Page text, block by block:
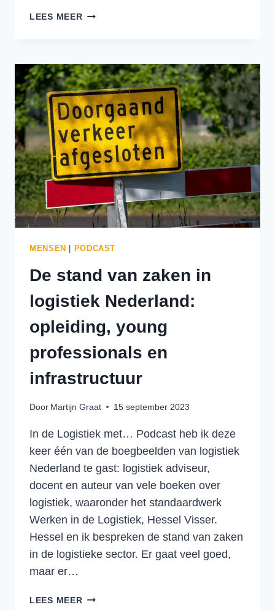
LEES MEERDE
LOGISTIEK
MENSEN PODCAST
De stand van zaken in
logistiek Nederland:
opleiding, young
professionals en
infrastructuur
Door Martijn Graat 15 september 2023
In de Logistiek met… Podcast heb ik deze
keer één van de boegbeelden van logistiek
Nederland te gast: logistiek adviseur,
docent en auteur van vele boeken over
logistiek, waaronder het standaardwerk
Werken in de Logistiek, Hessel Visser.
Hessel en ik bespreken de stand van zaken
in de logistieke sector. Er gaat veel goed,
maar er…
LEES MEERDE